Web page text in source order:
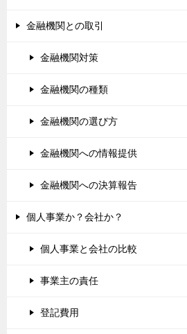
金融機関との取引
金融機関対策
金融機関の種類
金融機関の選び方
金融機関への情報提供
金融機関への決算報告
個人事業か？会社か？
個人事業と会社の比較
事業主の責任
登記費用